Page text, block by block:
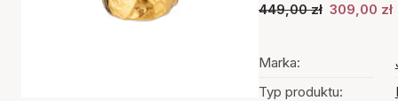
449,00 zł 309,00 zł
Marka:
Typ produktu: